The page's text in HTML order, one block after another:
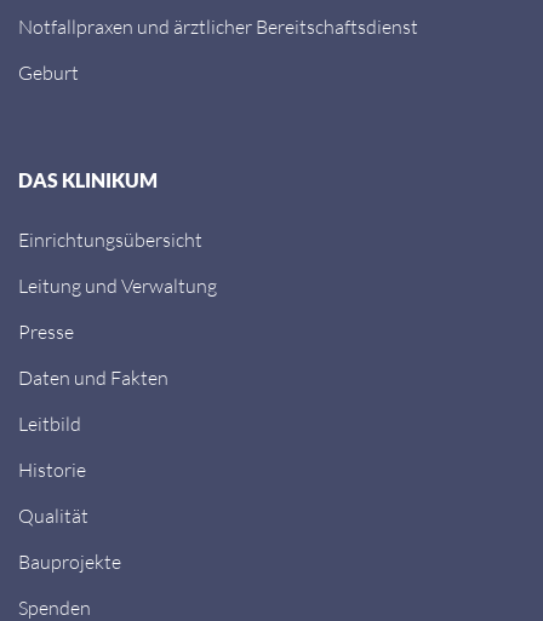
Notfallpraxen und ärztlicher Bereitschaftsdienst
Geburt
DAS KLINIKUM
Einrichtungsübersicht
Leitung und Verwaltung
Presse
Daten und Fakten
Leitbild
Historie
Qualität
Bauprojekte
Spenden